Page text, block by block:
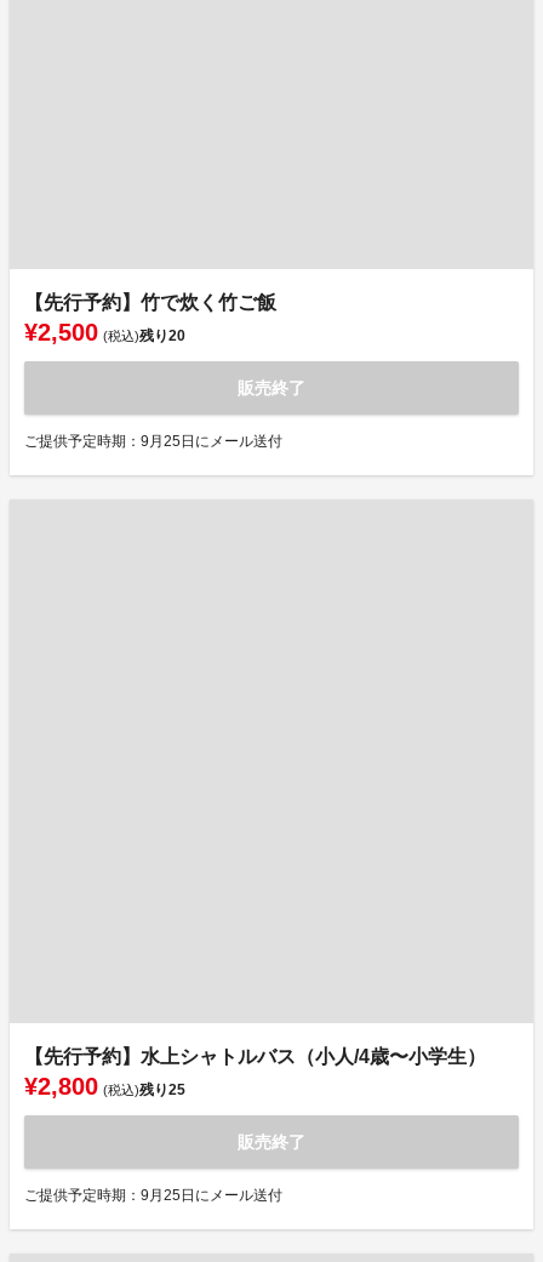
【先行予約】竹で炊く竹ご飯
¥2,500 (税込)残り20
販売終了
ご提供予定時期：9月25日にメール送付
【先行予約】水上シャトルバス（小人/4歳〜小学生）
¥2,800 (税込)残り25
販売終了
ご提供予定時期：9月25日にメール送付